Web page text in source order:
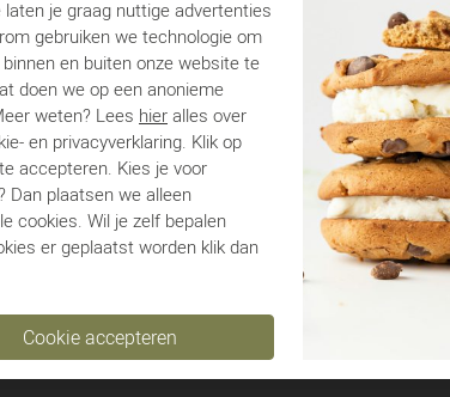
Verbenas
Tom blauw
€ 69,99
€
laten je graag nuttige advertenties
gebruiken we technologie om
en buiten onze website te
doen we op een anonieme
weten? Lees hier alles over
en privacyverklaring. Klik op
accepteren. Kies je voor
Dan plaatsen we alleen
cookies. Wil je zelf bepalen
er geplaatst worden klik dan